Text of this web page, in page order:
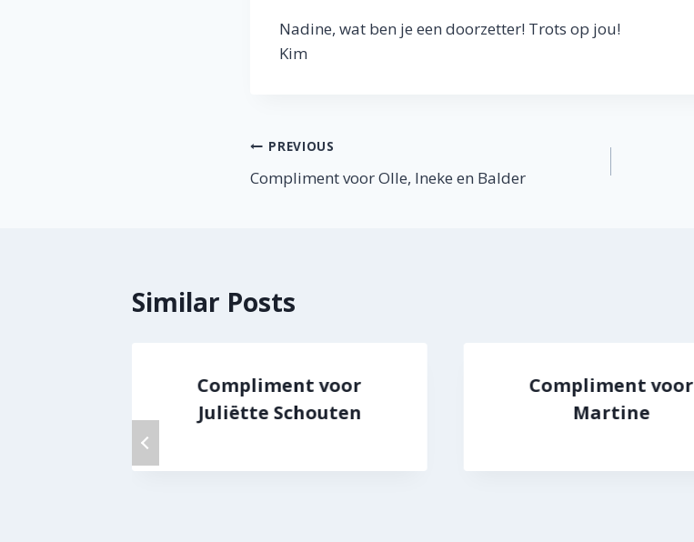
Nadine, wat ben je een doorzetter! Trots op jou!
Kim
Berichtnavigatie
PREVIOUS
Compliment voor Olle, Ineke en Balder
Similar Posts
Compliment voor
Juliëtte Schouten
Compliment voor
Martine